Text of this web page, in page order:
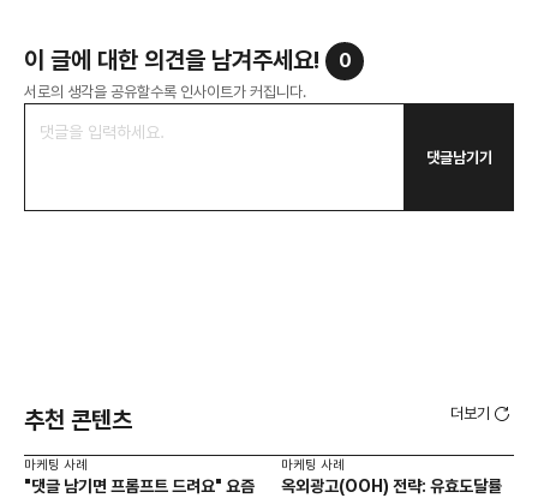
이 글에 대한 의견을 남겨주세요! 0
서로의 생각을 공유할수록 인사이트가 커집니다.
댓글남기기
추천 콘텐츠 더보기
마케팅 사례
"댓글 남기면 프롬프트 드려요" 요즘
마케팅 사례
옥외광고(OOH) 전략: 유효도달률